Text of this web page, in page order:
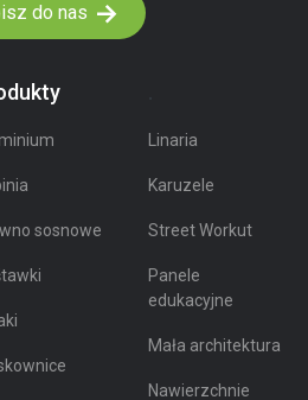
do nas
sosnowe
Linaria
Karuzele
Street Workut
Panele
edukacyjne
Mała architektura
Nawierzchnie